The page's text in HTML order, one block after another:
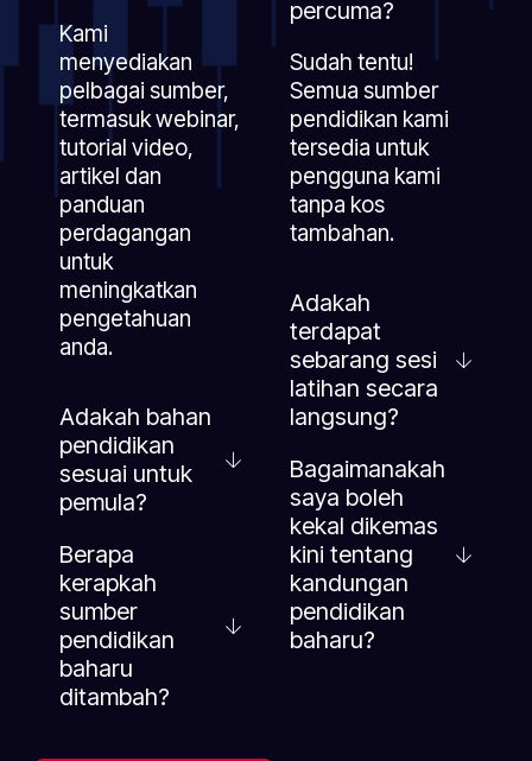
Kami
menyediakan
pelbagai sumber,
termasuk webinar,
tutorial video,
artikel dan
panduan
perdagangan
untuk
meningkatkan
pengetahuan
anda.
Adakah bahan
pendidikan
sesuai untuk
pemula?
Berapa
kerapkah
sumber
pendidikan
baharu
ditambah?
percuma?
Sudah tentu!
Semua sumber
pendidikan kami
tersedia untuk
pengguna kami
tanpa kos
tambahan.
Adakah
terdapat
sebarang sesi
latihan secara
langsung?
Bagaimanakah
saya boleh
kekal dikemas
kini tentang
kandungan
pendidikan
baharu?